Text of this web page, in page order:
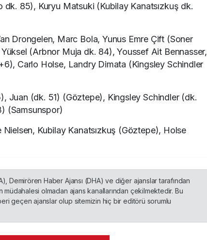
85), Kuryu Matsuki (Kubilay Kanatsızkuş dk.
Drongelen, Marc Bola, Yunus Emre Çift (Soner
(Arbnor Muja dk. 84), Youssef Ait Bennasser,
Carlo Holse, Landry Dimata (Kingsley Schindler
Juan (dk. 51) (Göztepe), Kingsley Schindler (dk.
(Samsunspor)
Nielsen, Kubilay Kanatsızkuş (Göztepe), Holse
Demirören Haber Ajansı (DHA) ve diğer ajanslar tarafından
olmadan ajans kanallarından çekilmektedir. Bu
geçen ajanslar olup sitemizin hiç bir editörü sorumlu